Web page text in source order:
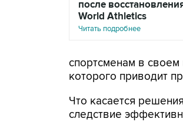
после
World Athletics
Читать подробнее
спортсменам в своем
которого приводит
Что касается
следствие